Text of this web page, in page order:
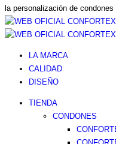
la personalización de condones
LA MARCA
CALIDAD
DISEÑO
TIENDA
CONDONES